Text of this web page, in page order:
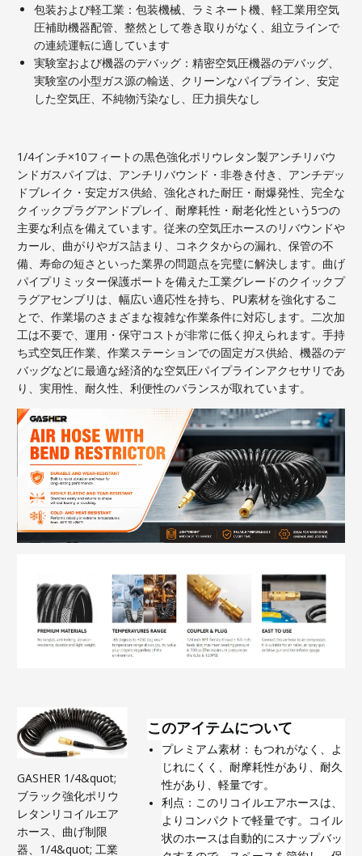
包装および軽工業：包装機械、ラミネート機、軽工業用空気
圧補助機器配管、整然として巻き取りがなく、組立ラインで
の連続運転に適しています
実験室および機器のデバッグ：精密空気圧機器のデバッグ、
実験室の小型ガス源の輸送、クリーンなパイプライン、安定
した空気圧、不純物汚染なし、圧力損失なし
1/4インチ×10フィートの黒色強化ポリウレタン製アンチリバウ
ンドガスパイプは、アンチリバウンド・非巻き付き、アンチデッ
ドブレイク・安定ガス供給、強化された耐圧・耐爆発性、完全な
クイックプラグアンドプレイ、耐摩耗性・耐老化性という5つの
主要な利点を備えています。従来の空気圧ホースのリバウンドや
カール、曲がりやガス詰まり、コネクタからの漏れ、保管の不
備、寿命の短さといった業界の問題点を完璧に解決します。曲げ
パイプリミッター保護ポートを備えた工業グレードのクイックプ
ラグアセンブリは、幅広い適応性を持ち、PU素材を強化するこ
とで、作業場のさまざまな複雑な作業条件に対応します。二次加
工は不要で、運用・保守コストが非常に低く抑えられます。手持
ち式空気圧作業、作業ステーションでの固定ガス供給、機器のデ
バッグなどに最適な経済的な空気圧パイプラインアクセサリであ
り、実用性、耐久性、利便性のバランスが取れています。
GASHER 1/4&quot;
ブラック強化ポリウ
レタンリコイルエア
ホース、曲げ制限
器、1/4&quot; 工業
このアイテムについて
プレミアム素材：もつれがなく、よ
じれにくく、耐摩耗性があり、耐久
性があり、軽量です。
利点：このリコイルエアホースは、
よりコンパクトで軽量です。コイル
状のホースは自動的にスナップバッ